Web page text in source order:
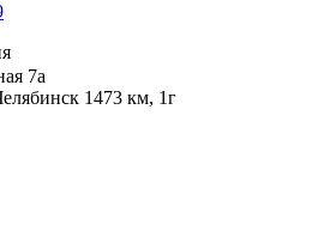
7а
1473 км, 1г